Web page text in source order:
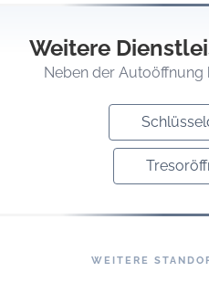
Weitere
Neben der Autoöffnung
WEITERE